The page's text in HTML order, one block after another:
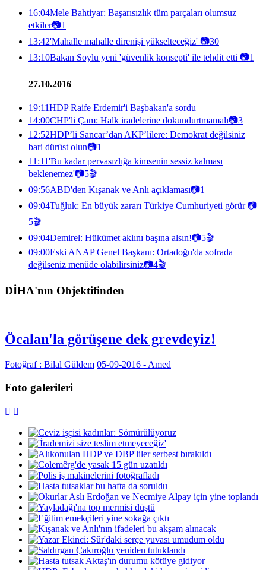
16:04Mele Bahtiyar: Başarısızlık tüm parçaları olumsuz
etkiler📷1
13:42'Mahalle mahalle direnişi yükselteceğiz' 📷30
13:10Bakan Soylu yeni 'güvenlik konsepti' ile tehdit etti 📷1
27.10.2016
19:11HDP Raife Erdemir'i Başbakan'a sordu
14:00CHP'li Çam: Halk iradelerine dokundurtmamalı📷3
12:52HDP’li Sancar’dan AKP’lilere: Demokrat değilsiniz
bari dürüst olun📷1
11:11'Bu kadar pervasızlığa kimsenin sessiz kalması
beklenemez'📷5🎬
09:56ABD'den Kışanak ve Anlı açıklaması📷1
09:04Tuğluk: En büyük zararı Türkiye Cumhuriyeti görür📷
5🎬
09:04Demirel: Hükümet aklını başına alsın!📷5🎬
09:00Eski ANAP Genel Başkanı: Ortadoğu'da sofrada
değilseniz menüde olabilirsiniz📷4🎬
DİHA'nın Objektifinden
Öcalan'la görüşene dek grevdeyiz!
Fotoğraf : Bilal Güldem 05-09-2016 - Amed
Foto galerileri
 